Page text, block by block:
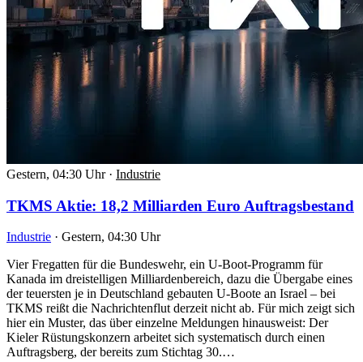
Gestern, 04:30 Uhr · Industrie
TKMS Aktie: 18,2 Milliarden Euro Auftragsbestand
Industrie · Gestern, 04:30 Uhr
Vier Fregatten für die Bundeswehr, ein U-Boot-Programm für
Kanada im dreistelligen Milliardenbereich, dazu die Übergabe eines
der teuersten je in Deutschland gebauten U-Boote an Israel – bei
TKMS reißt die Nachrichtenflut derzeit nicht ab. Für mich zeigt sich
hier ein Muster, das über einzelne Meldungen hinausweist: Der
Kieler Rüstungskonzern arbeitet sich systematisch durch einen
Auftragsberg, der bereits zum Stichtag 30.…